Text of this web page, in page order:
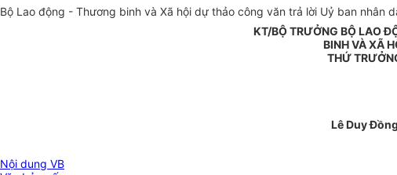
Bộ Lao động - Thương binh và Xã hội dự thảo công văn trả lời Uỷ ban nhân
KT/BỘ TRƯỞNG BỘ LAO
BINH VÀ XÃ
THỨ
Lê Duy Đồng
Nội dung VB